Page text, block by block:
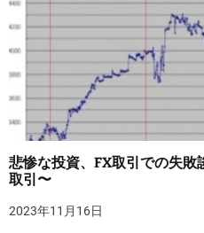
悲惨な投資、FX取引での失
取引〜
2023年11月16日